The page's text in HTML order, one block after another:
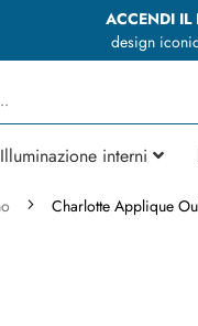
ACCENDI IL
design
Illuminazione interni
Charlotte Applique